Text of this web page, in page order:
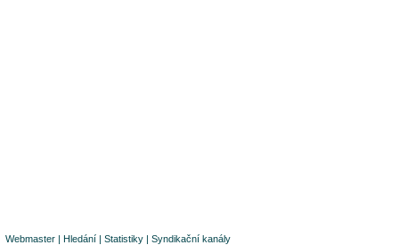
Webmaster | Hledání | Statistiky | Syndikační kanály